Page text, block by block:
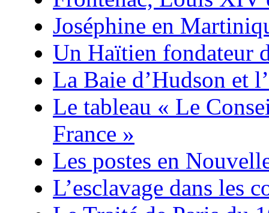
Joséphine en
Un Haïtien fondateur
La Baie d’Hudson et
Le tableau « Le
France »
Les postes en
L’esclavage dans les